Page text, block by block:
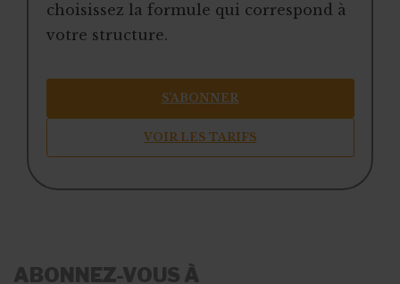
choisissez la formule qui correspond à
votre structure.
S’ABONNER
VOIR LES TARIFS
ABONNEZ-VOUS À